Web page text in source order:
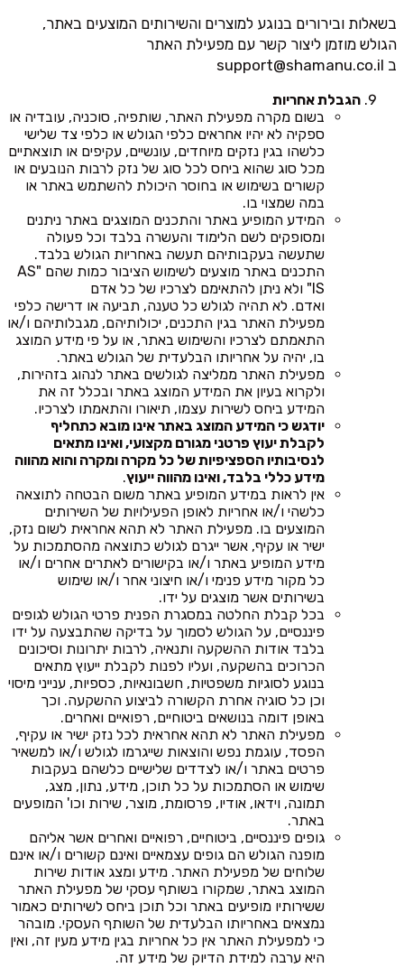
בשאלות ובירורים בנוגע למוצרים והשירותים המוצעים באתר,
הגולש מוזמן ליצור קשר עם מפעילת האתר
ב support@shamanu.co.il
הגבלת אחריות
בשום מקרה מפעילת האתר, שותפיה, סוכניה, עובדיה או
ספקיה לא יהיו אחראים כלפי הגולש או כלפי צד שלישי
כלשהו בגין נזקים מיוחדים, עונשיים, עקיפים או תוצאתיים
מכל סוג שהוא ביחס לכל סוג של נזק לרבות הנובעים או
קשורים בשימוש או בחוסר היכולת להשתמש באתר או
במה שמצוי בו.
המידע המופיע באתר והתכנים המוצגים באתר ניתנים
ומסופקים לשם הלימוד והעשרה בלבד וכל פעולה
שתעשה בעקבותיהם תעשה באחריות הגולש בלבד.
התכנים באתר מוצעים לשימוש הציבור כמות שהם "AS
IS" ולא ניתן להתאימם לצרכיו של כל אדם
ואדם. לא תהיה לגולש כל טענה, תביעה או דרישה כלפי
מפעילת האתר בגין התכנים, יכולותיהם, מגבלותיהם ו/או
התאמתם לצרכיו והשימוש באתר, או על פי מידע המוצג
בו, יהיה על אחריותו הבלעדית של הגולש באתר.
מפעילת האתר ממליצה לגולשים באתר לנהוג בזהירות,
ולקרוא בעיון את המידע המוצג באתר ובכלל זה את
המידע ביחס לשירות עצמו, תיאורו והתאמתו לצרכיו.
יודגש כי המידע המוצג באתר אינו מובא כתחליף
לקבלת יעוץ פרטני מגורם מקצועי, ואינו מתאים
לנסיבותיו הספציפיות של כל מקרה ומקרה והוא מהווה
מידע כללי בלבד, ואינו מהווה ייעוץ.
אין לראות במידע המופיע באתר משום הבטחה לתוצאה
כלשהי ו/או אחריות לאופן הפעילויות של השירותים
המוצעים בו. מפעילת האתר לא תהא אחראית לשום נזק,
ישיר או עקיף, אשר ייגרם לגולש כתוצאה מהסתמכות על
מידע המופיע באתר ו/או בקישורים לאתרים אחרים ו/או
כל מקור מידע פנימי ו/או חיצוני אחר ו/או שימוש
בשירותים אשר מוצגים על ידו.
בכל קבלת החלטה במסגרת הפנית פרטי הגולש לגופים
פיננסיים, על הגולש לסמוך על בדיקה שהתבצעה על ידו
בלבד אודות ההשקעה ותנאיה, לרבות יתרונות וסיכונים
הכרוכים בהשקעה, ועליו לפנות לקבלת ייעוץ מתאים
בנוגע לסוגיות משפטיות, חשבונאיות, כספיות, ענייני מיסוי
וכן כל סוגיה אחרת הקשורה לביצוע ההשקעה. וכך
באופן דומה בנושאים ביטוחיים, רפואיים ואחרים.
מפעילת האתר לא תהא אחראית לכל נזק ישיר או עקיף,
הפסד, עוגמת נפש והוצאות שייגרמו לגולש ו/או למשאיר
פרטים באתר ו/או לצדדים שלישיים כלשהם בעקבות
שימוש או הסתמכות על כל תוכן, מידע, נתון, מצג,
תמונה, וידאו, אודיו, פרסומת, מוצר, שירות וכו' המופעים
באתר.
גופים פיננסיים, ביטוחיים, רפואיים ואחרים אשר אליהם
מופנה הגולש הם גופים עצמאיים ואינם קשורים ו/או אינם
שלוחים של מפעילת האתר. מידע ומצג אודות שירות
המוצג באתר, שמקורו בשותף עסקי של מפעילת האתר
ששירותיו מופיעים באתר וכל תוכן ביחס לשירותים כאמור
נמצאים באחריותו הבלעדית של השותף העסקי. מובהר
כי למפעילת האתר אין כל אחריות בגין מידע מעין זה, ואין
היא ערבה למידת הדיוק של מידע זה.